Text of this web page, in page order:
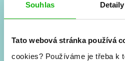
Souhlas Detaily
Tato webová stránka používá
cookies? Používáme je třeba k
Vše kolem #youngadult
a seriálové